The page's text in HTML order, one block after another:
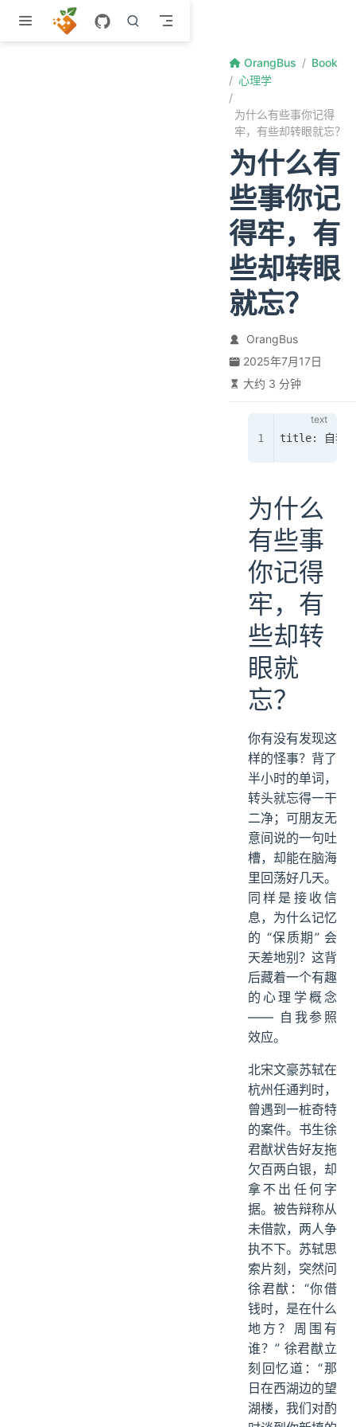
跳至主要內容
OrangBus
Book
心理学
为什么有些事你记得
牢，有些却转眼就忘？
为什么有
些事你记
得牢，有
些却转眼
就忘？
OrangBus
2025年7月17日
大约 3 分钟
title: 自我参
为什么
有些事
你记得
牢，有
些却转
眼就
忘？
你有没有发现这
样的怪事？背了
半小时的单词，
转头就忘得一干
二净；可朋友无
意间说的一句吐
槽，却能在脑海
里回荡好几天。
同样是接收信
息，为什么记忆
的 “保质期” 会
天差地别？这背
后藏着一个有趣
的心理学概念
—— 自我参照
效应。
北宋文豪苏轼在
杭州任通判时，
曾遇到一桩奇特
的案件。书生徐
君猷状告好友拖
欠百两白银，却
拿不出任何字
据。被告辩称从
未借款，两人争
执不下。苏轼思
索片刻，突然问
徐君猷：“你借
钱时，是在什么
地方？周围有
谁？” 徐君猷立
刻回忆道：“那
日在西湖边的望
湖楼，我们对酌